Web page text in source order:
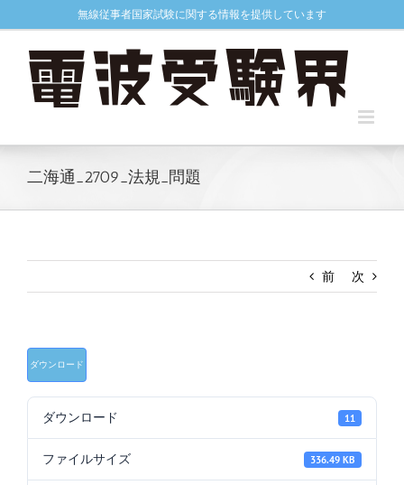
to
無線従事者国家試験に関する情報を提供しています
二海通_2709_法規_問題
前 次
ダウンロード
ダウンロード 11
ファイルサイズ 336.49 KB